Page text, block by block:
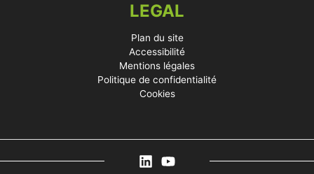
LEGAL
Plan du site
Accessibilité
Mentions légales
Politique de confidentialité
Cookies